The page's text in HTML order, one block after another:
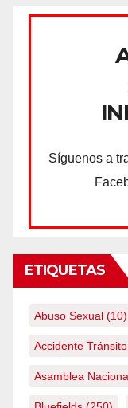
Síguenos a
ETIQUETAS
Abuso Sexual (10)
Accidente Tránsito
Asamblea